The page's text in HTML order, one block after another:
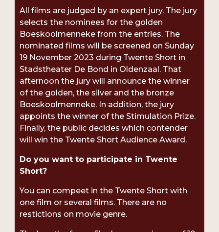
All films are judged by an expert jury. The jury
selects the nominees for the golden
Boeskoolmenneke from the entries. The
nominated films will be screened on Sunday
19 November 2023 during Twente Short in
Stadstheater De Bond in Oldenzaal. That
afternoon the jury will announce the winner
of the golden, the silver and the bronze
Boeskoolmenneke. In addition, the jury
appoints the winner of the Stimulation Prize.
Finally, the public decides which contender
will win the Twente Short Audience Award.
Do you want to participate in Twente
Short?
You can compeet in the Twente Short with
one film or several films. There are no
restictions on movie genre.